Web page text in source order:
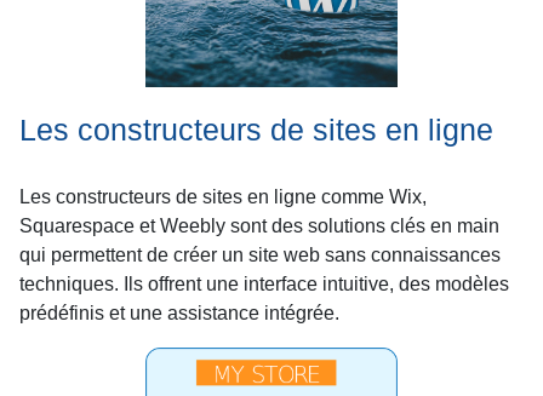
Les constructeurs de sites en ligne
Les constructeurs de sites en ligne comme Wix,
Squarespace et Weebly sont des solutions clés en main
qui permettent de créer un site web sans connaissances
techniques. Ils offrent une interface intuitive, des modèles
prédéfinis et une assistance intégrée.